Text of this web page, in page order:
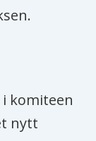
komiteen
nytt